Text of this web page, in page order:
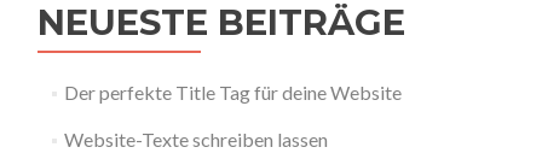
NEUESTE BEITRÄGE
Der perfekte Title Tag für deine Website
Website-Texte schreiben lassen